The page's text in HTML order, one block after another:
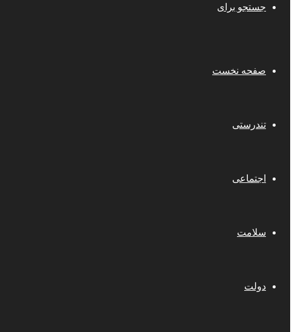
جستجو برای
صفحه نخست
تندرستی
اجتماعی
سلامت
دولت